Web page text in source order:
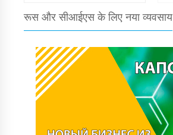
रूस और सीआईएस के लिए नया व्यवसाय